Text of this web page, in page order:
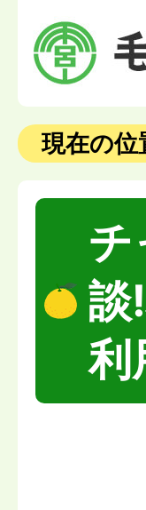
現在の位
チ
談
利